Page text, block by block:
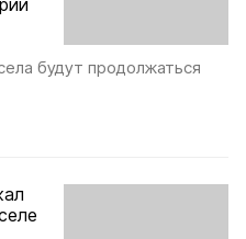
будут продолжаться